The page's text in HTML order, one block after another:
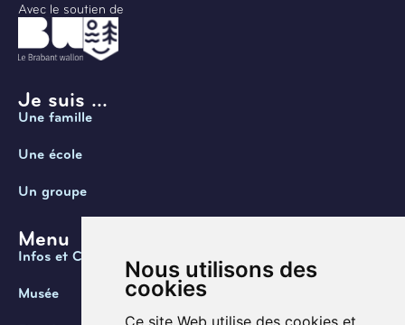
Nous utilisons des
cookies
Ce site Web utilise des cookies et
Avec le soutien de
Je suis ...
Une famille
Une école
Un groupe
Menu
Infos et Contact
Musée